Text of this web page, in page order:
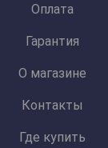
Оплата
Гарантия
О магазине
Контакты
Где купить